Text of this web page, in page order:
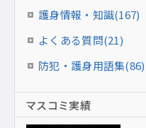
護身情報・知識(167)
よくある質問(21)
防犯・護身用語集(86)
マスコミ実績